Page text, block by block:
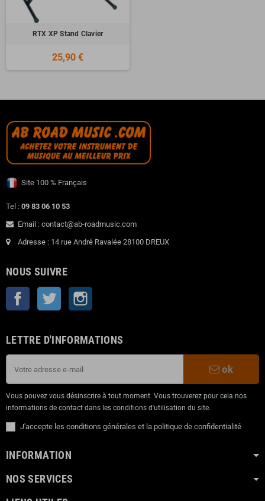
RTX XP Stand Clavier
25,90 €
Site 100 % Français
Tel : 09 83 06 10 53
Email : contact@ab-roadmusic.com
Adresse : 14 rue André Ravalée 28100 DREUX
NOUS SUIVRE
Facebook Twitter
LETTRE D'INFORMATIONS
ok
Vous pouvez vous désinscrire à tout moment. Vous trouverez pour cela nos
informations de contact dans les conditions d'utilisation du site.
J'accepte les conditions générales et la politique de confidentialité
INFORMATION
NOS SERVICES